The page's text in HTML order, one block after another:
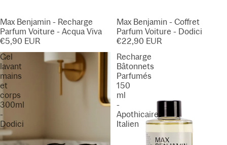
ÉPUISÉ
Max Benjamin - Recharge
Parfum Voiture - Acqua Viva
€5,90 EUR
Max Benjamin - Coffret
Parfum Voiture - Dodici
€22,90 EUR
Gel
lavant
mains
et
corps
300ml
-
Dodici
Recharge
Bâtonnets
Parfumés
150
ml
-
Apothicaire
Italien